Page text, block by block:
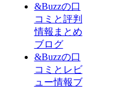
&Buzzの口
コミと評判
情報まとめ
ブログ
&Buzzの口
コミとレビ
ュー情報ブ